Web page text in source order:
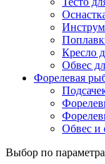
Кресло
Обвес
Форелевая
Обвес и
Выбор по